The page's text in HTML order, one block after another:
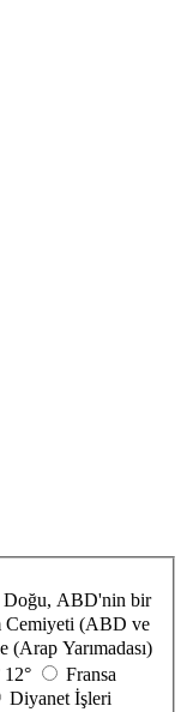
Doğu, ABD'nin bir
Cemiyeti (ABD ve
Yarımadası)
12°
Fransa
Diyanet İşleri